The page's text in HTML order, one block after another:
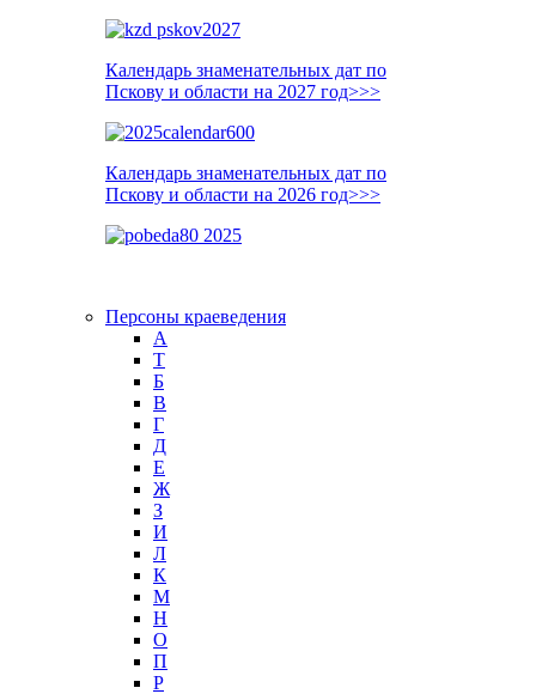
Календарь знаменательных дат по
Пскову и области на 2027 год>>>
Календарь знаменательных дат по
Пскову и области на 2026 год>>>
Персоны краеведения
А
T
Б
В
Г
Д
Е
Ж
З
И
Л
К
М
Н
О
П
Р